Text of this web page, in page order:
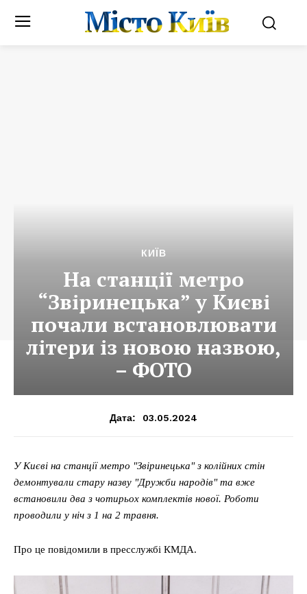
Місто Київ
КИЇВ
На станції метро
“Звіринецька” у Києві
почали встановлювати
літери із новою назвою,
– ФОТО
Дата: 03.05.2024
У Києві на станції метро "Звіринецька" з колійних стін
демонтували стару назву "Дружби народів" та вже
встановили два з чотирьох комплектів нової. Роботи
проводили у ніч з 1 на 2 травня.
Про це повідомили в пресслужбі КМДА.